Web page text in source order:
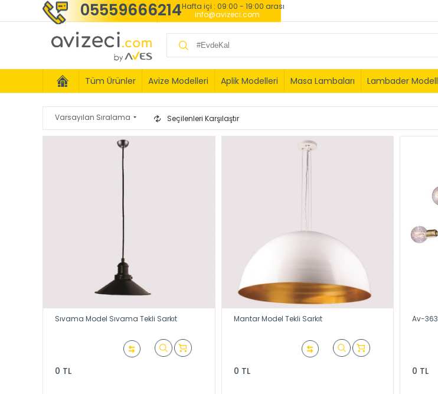
05559666214Hafta içi : 09:00 - 19:00 arası
info@avizeci.com
Tüm Ürünler Avize Modelleri Aplik Modelleri Masa Lambaları Lambader
Seçilenleri Karşılaştır
Sıvama Model Sıvama Tekli Sarkıt
0 TL
Mantar Model Tekli Sarkıt
0 TL
Av-
0 TL